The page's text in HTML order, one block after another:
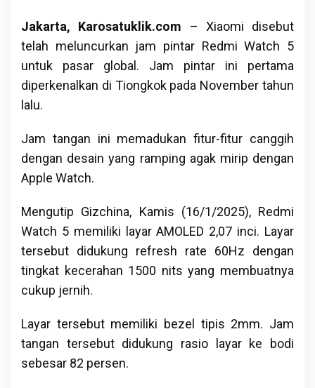
Jakarta, Karosatuklik.com – Xiaomi disebut
telah meluncurkan jam pintar Redmi Watch 5
untuk pasar global. Jam pintar ini pertama
diperkenalkan di Tiongkok pada November tahun
lalu.
Jam tangan ini memadukan fitur-fitur canggih
dengan desain yang ramping agak mirip dengan
Apple Watch.
Mengutip Gizchina, Kamis (16/1/2025), Redmi
Watch 5 memiliki layar AMOLED 2,07 inci. Layar
tersebut didukung refresh rate 60Hz dengan
tingkat kecerahan 1500 nits yang membuatnya
cukup jernih.
Layar tersebut memiliki bezel tipis 2mm. Jam
tangan tersebut didukung rasio layar ke bodi
sebesar 82 persen.